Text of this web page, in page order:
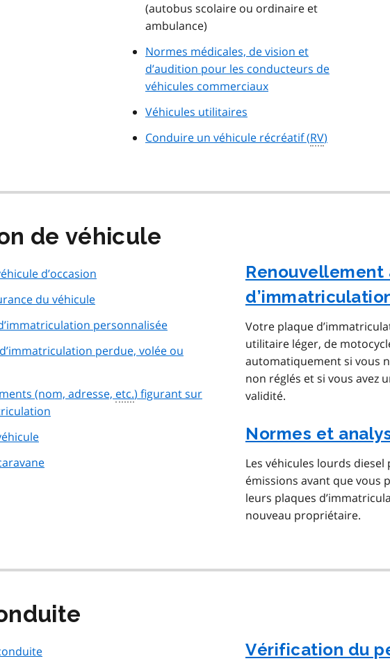
(autobus scolaire ou ordinaire et
ambulance)
Normes médicales, de vision et
d’audition pour les conducteurs de
véhicules commerciaux
Véhicules utilitaires
Conduire un véhicule récréatif (RV)
de véhicule
d’occasion
du véhicule
personnalisée
perdue, volée ou
(nom, adresse, etc.) figurant sur
Votre plaque
utilitaire léger, de
automatiquement si vous
non réglés et si vous avez
validité.
Normes et
Les véhicules lourds
émissions avant que vous
leurs plaques
nouveau propriétaire.
Vérification du